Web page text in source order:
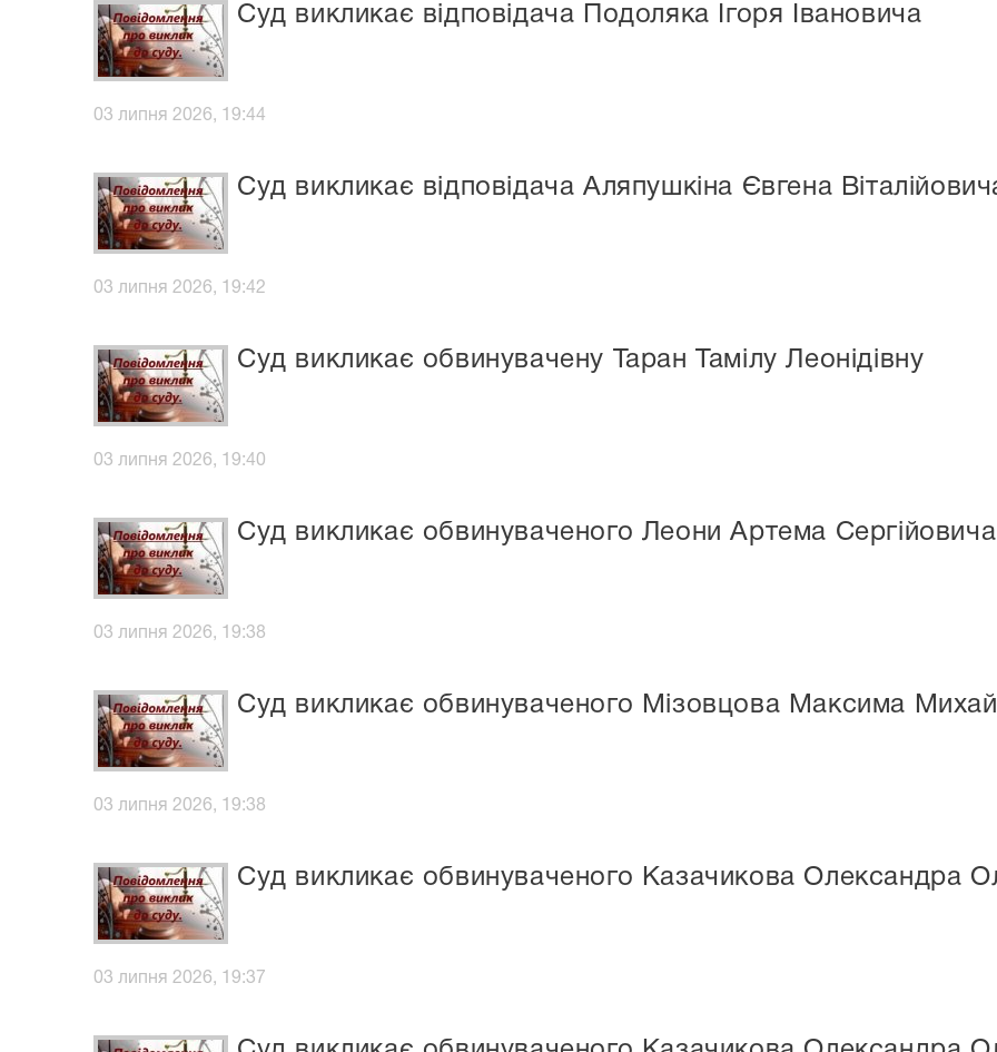
Суд викликає відповідача Подоляка Ігоря Івановича
03 липня 2026, 19:44
Суд викликає відповідача Аляпушкіна Євгена
03 липня 2026, 19:42
Суд викликає обвинувачену Таран Тамілу Леонідівну
03 липня 2026, 19:40
Суд викликає обвинуваченого Леони Артема Сергійовича
03 липня 2026, 19:38
Суд викликає обвинуваченого Мізовцова Максима
03 липня 2026, 19:38
Суд викликає обвинуваченого Казачикова Олександра
03 липня 2026, 19:37